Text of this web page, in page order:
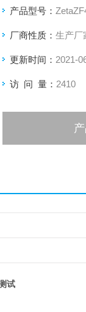
产品型号：
厂商性质： 生产厂
更新时间： 2021-
访 问 量： 2410
试